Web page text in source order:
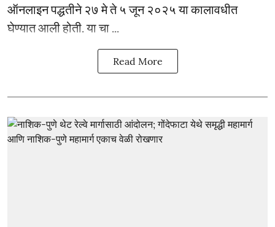
ऑनलाइन पद्धतीने २७ मे ते ५ जून २०२५ या कालावधीत
घेण्यात आली होती. या चा ...
Read More